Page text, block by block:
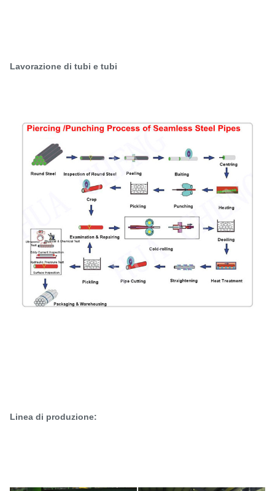
Lavorazione di tubi e tubi
Linea di produzione: